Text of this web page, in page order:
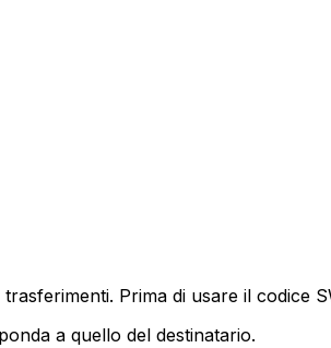
Prima di usare il codice
a quello del destinatario.